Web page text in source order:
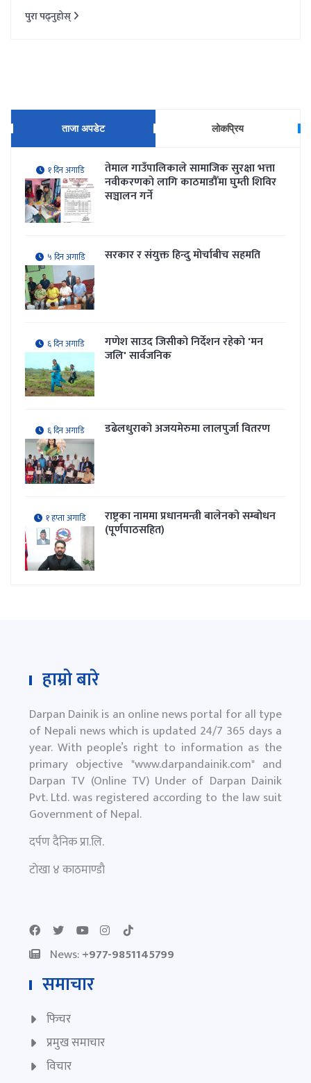
पुरा पढ्नुहोस्
ताजा अपडेट लोकप्रिय
१ दिन अगाडि तेमाल गाउँपालिकाले सामाजिक सुरक्षा भत्ता
नवीकरणकाे लागि काठमाडौँमा घुम्ती शिविर
सञ्चालन गर्ने
५ दिन अगाडि सरकार र संयुक्त हिन्दु मोर्चाबीच सहमति
६ दिन अगाडि गणेश साउद जिसीको निर्देशन रहेकाे 'मन
जलि' सार्वजनिक
६ दिन अगाडि डढेलधुराको अजयमेरुमा लालपुर्जा वितरण
१ हप्ता अगाडि राष्ट्रका नाममा प्रधानमन्त्री बालेनको सम्बोधन
(पूर्णपाठसहित)
हाम्रो बारे
Darpan Dainik is an online news portal for all type
of Nepali news which is updated 24/7 365 days a
year. With people’s right to information as the
primary objective "www.darpandainik.com" and
Darpan TV (Online TV) Under of Darpan Dainik
Pvt. Ltd. was registered according to the law suit
Government of Nepal.
दर्पण दैनिक प्रा.लि.
टाेखा ४ काठमाण्डाै
News:+977-9851145799
समाचार
फिचर
प्रमुख समाचार
विचार